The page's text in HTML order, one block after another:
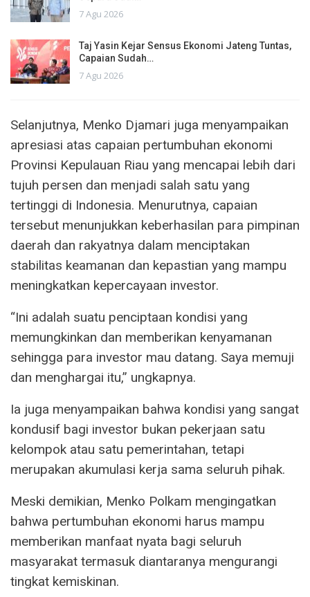
7 Agu 2026
Taj Yasin Kejar Sensus Ekonomi Jateng Tuntas,
Capaian Sudah…
7 Agu 2026
Selanjutnya, Menko Djamari juga menyampaikan
apresiasi atas capaian pertumbuhan ekonomi
Provinsi Kepulauan Riau yang mencapai lebih dari
tujuh persen dan menjadi salah satu yang
tertinggi di Indonesia. Menurutnya, capaian
tersebut menunjukkan keberhasilan para pimpinan
daerah dan rakyatnya dalam menciptakan
stabilitas keamanan dan kepastian yang mampu
meningkatkan kepercayaan investor.
“Ini adalah suatu penciptaan kondisi yang
memungkinkan dan memberikan kenyamanan
sehingga para investor mau datang. Saya memuji
dan menghargai itu,” ungkapnya.
Ia juga menyampaikan bahwa kondisi yang sangat
kondusif bagi investor bukan pekerjaan satu
kelompok atau satu pemerintahan, tetapi
merupakan akumulasi kerja sama seluruh pihak.
Meski demikian, Menko Polkam mengingatkan
bahwa pertumbuhan ekonomi harus mampu
memberikan manfaat nyata bagi seluruh
masyarakat termasuk diantaranya mengurangi
tingkat kemiskinan.